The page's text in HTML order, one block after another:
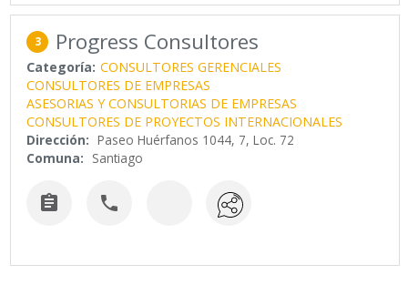
3 Progress Consultores
Categoría: CONSULTORES GERENCIALES
CONSULTORES DE EMPRESAS
ASESORIAS Y CONSULTORIAS DE EMPRESAS
CONSULTORES DE PROYECTOS INTERNACIONALES
Dirección: Paseo Huérfanos 1044, 7, Loc. 72
Comuna: Santiago
 